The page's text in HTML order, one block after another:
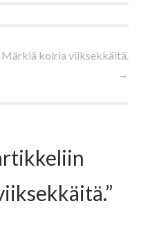
Märkiä koiria viiksekkäitä.
→
”